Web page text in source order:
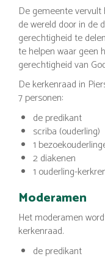
De gemeente
de wereld door in de
gerechtigheid te
te helpen waar geen
gerechtigheid van
De kerkenraad in
7 personen:
de predikant
scriba (ouderling)
1
2 diakenen
1 ouderling-
Moderamen
Het moderamen
kerkenraad.
de predikant